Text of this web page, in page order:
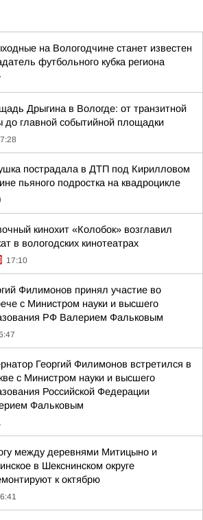
на Вологодчине станет известен
футбольного кубка региона
Дрыгина в Вологде: от транзитной
до главной событийной площадки
пострадала в ДТП под Кирилловом
пьяного подростка на квадроцикле
кинохит «Колобок» возглавил
в вологодских кинотеатрах
17:10
Филимонов принял участие во
с Министром науки и высшего
РФ Валерием Фальковым
Георгий Филимонов встретился в
с Министром науки и высшего
Российской Федерации
Фальковым
между деревнями Митицыно и
в Шекснинском округе
к октябрю